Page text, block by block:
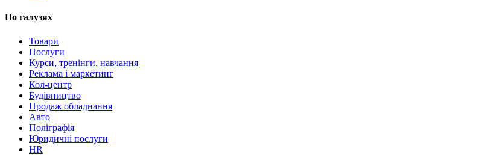
По галузях
Товари
Послуги
Курси, тренінги, навчання
Реклама і маркетинг
Кол-центр
Будівництво
Продаж обладнання
Авто
Поліграфія
Юридичні послуги
HR